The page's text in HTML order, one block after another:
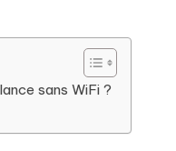
sans WiFi ?